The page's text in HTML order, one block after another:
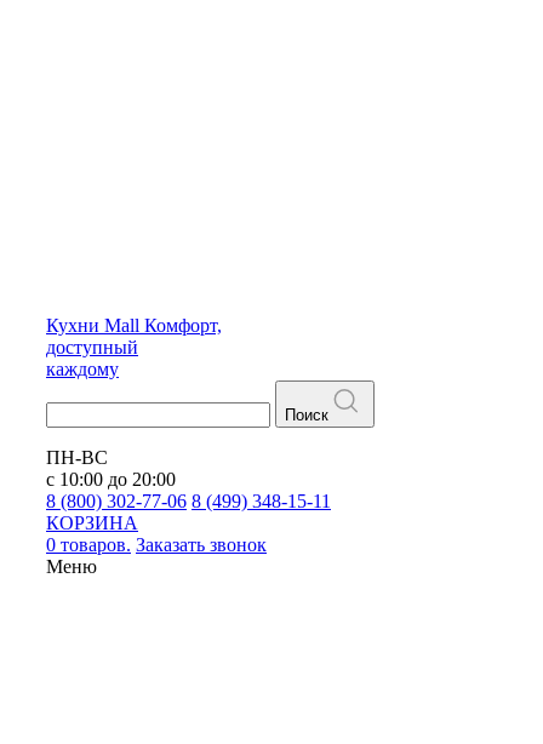
Кухни Mall Комфорт,
доступный
каждому
Поиск
ПН-ВС
с 10:00 до 20:00
8 (800) 302-77-06 8 (499) 348-15-11
КОРЗИНА
0 товаров. Заказать звонок
Меню